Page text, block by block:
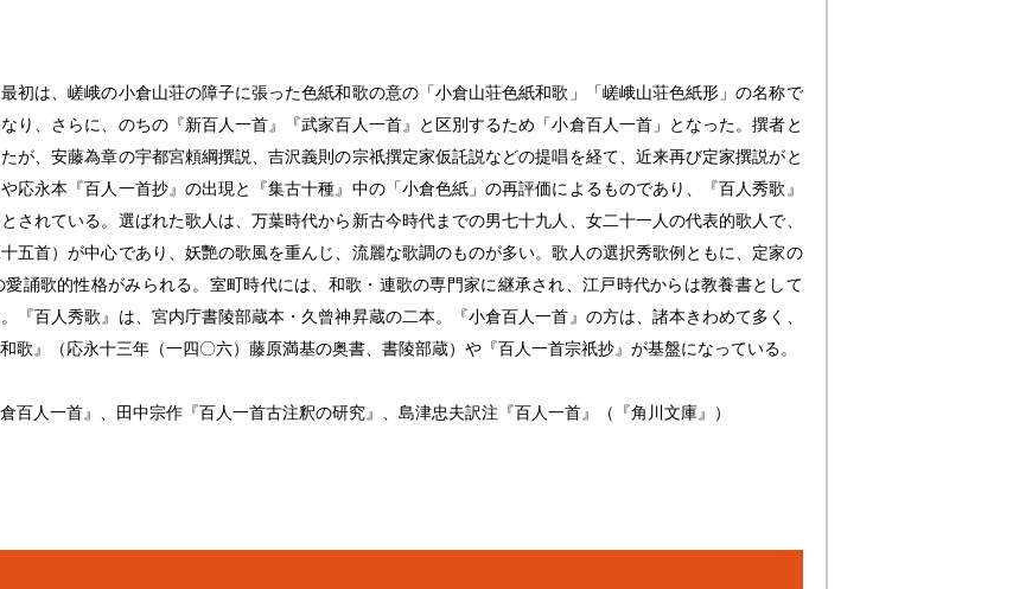
初は、嵯峨の小倉山荘の障子に張った色紙和歌の意の「小倉山荘色紙和歌」「嵯峨山荘色紙形」の名称で
り、さらに、のちの『新百人一首』『武家百人一首』と区別するため「小倉百人一首」となった。撰者と
が、安藤為章の宇都宮頼綱撰説、吉沢義則の宗祇撰定家仮託説などの提唱を経て、近来再び定家撰説がと
応永本『百人一首抄』の出現と『集古十種』中の「小倉色紙」の再評価によるものであり、『百人秀歌』
されている。選ばれた歌人は、万葉時代から新古今時代までの男七十九人、女二十一人の代表的歌人で、
五首）が中心であり、妖艷の歌風を重んじ、流麗な歌調のものが多い。歌人の選択秀歌例ともに、定家の
誦歌的性格がみられる。室町時代には、和歌・連歌の専門家に継承され、江戸時代からは教養書として
『百人秀歌』は、宮内庁書陵部蔵本・久曾神昇蔵の二本。『小倉百人一首』の方は、諸本きわめて多く、
歌』（応永十三年（一四〇六）藤原満基の奥書、書陵部蔵）や『百人一首宗祇抄』が基盤になっている。
百人一首』、田中宗作『百人一首古注釈の研究』、島津忠夫訳注『百人一首』（『角川文庫』）